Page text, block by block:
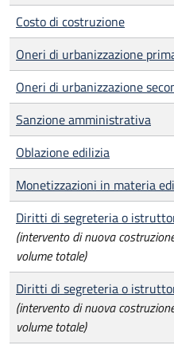
Costo di costruzione
Oneri di urbanizzazione
Oneri di urbanizzazione
Sanzione amministrativa
Oblazione edilizia
Monetizzazioni in materia
Diritti di segreteria o
(intervento di nuova
volume totale)
Diritti di segreteria o
(intervento di nuova
volume totale)